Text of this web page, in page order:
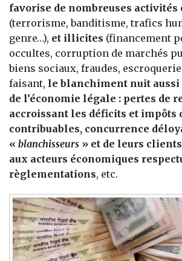
favorise de nombreuses
(terrorisme, banditisme, trafics
genre…), et illicites (financement
occultes, corruption de marchés
biens sociaux, fraudes,
faisant, le blanchiment nuit aussi
de l’économie légale : pertes de
accroissant les déficits et impôts
contribuables, concurrence
« blanchisseurs » et de leurs
aux acteurs économiques
règlementations, etc.